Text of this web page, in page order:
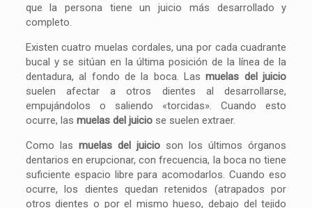
que la persona tiene un juicio más desarrollado y
completo.
Existen cuatro muelas cordales, una por cada cuadrante
bucal y se sitúan en la última posición de la línea de la
dentadura, al fondo de la boca. Lasmuelas del juicio
suelen afectar a otros dientes al desarrollarse,
empujándolos o saliendo «torcidas». Cuando esto
ocurre, las muelas del juiciose suelen extraer.
Como las muelas del juicio son los últimos órganos
dentarios en erupcionar, con frecuencia, la boca no tiene
suficiente espacio libre para acomodarlos. Cuando eso
ocurre, los dientes quedan retenidos (atrapados por
otros dientes o por el mismo hueso, debajo del tejido